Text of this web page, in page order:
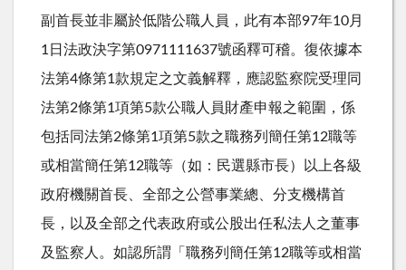
副首長並非屬於低階公職人員，此有本部97年10月
1日法政決字第0971111637號函釋可稽。復依據本
法第4條第1款規定之文義解釋，應認監察院受理同
法第2條第1項第5款公職人員財產申報之範圍，係
包括同法第2條第1項第5款之職務列簡任第12職等
或相當簡任第12職等（如：民選縣市長）以上各級
政府機關首長、全部之公營事業總、分支機構首
長，以及全部之代表政府或公股出任私法人之董事
及監察人。如認所謂「職務列簡任第12職等或相當